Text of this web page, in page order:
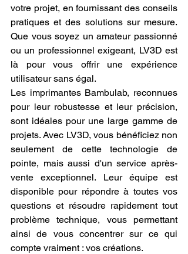
votre projet, en fournissant des conseils
pratiques et des solutions sur mesure.
Que vous soyez un amateur passionné
ou un professionnel exigeant, LV3D est
là pour vous offrir une expérience
utilisateur sans égal.
Les imprimantes Bambulab, reconnues
pour leur robustesse et leur précision,
sont idéales pour une large gamme de
projets. Avec LV3D, vous bénéficiez non
seulement de cette technologie de
pointe, mais aussi d'un service après-
vente exceptionnel. Leur équipe est
disponible pour répondre à toutes vos
questions et résoudre rapidement tout
problème technique, vous permettant
ainsi de vous concentrer sur ce qui
compte vraiment : vos créations.